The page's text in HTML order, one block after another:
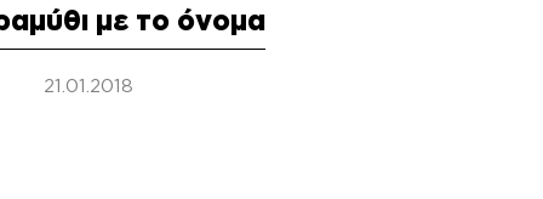
με το όνομα
21.01.2018